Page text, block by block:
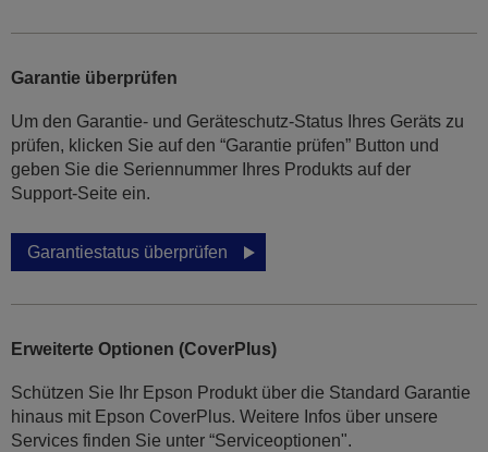
Garantie überprüfen
Um den Garantie- und Geräteschutz-Status Ihres Geräts zu
prüfen, klicken Sie auf den “Garantie prüfen” Button und
geben Sie die Seriennummer Ihres Produkts auf der
Support-Seite ein.
Garantiestatus überprüfen
Erweiterte Optionen (CoverPlus)
Schützen Sie Ihr Epson Produkt über die Standard Garantie
hinaus mit Epson CoverPlus. Weitere Infos über unsere
Services finden Sie unter “Serviceoptionen".